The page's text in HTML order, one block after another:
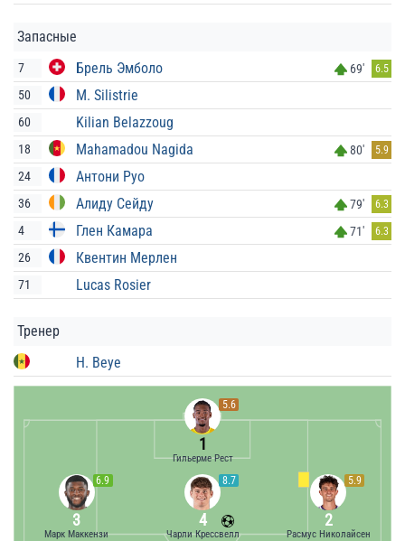
Запасные
7 Брель Эмболо 69' 6.5
50 M. Silistrie
60 Kilian Belazzoug
18 Mahamadou Nagida 80' 5.9
24 Антони Руо
36 Алиду Сейду 79' 6.3
4 Глен Камара 71' 6.3
26 Квентин Мерлен
71 Lucas Rosier
Тренер
H. Beye
5.6
1
Гильерме Рест
5.9
2
Расмус Николайсен
8.7
4
Чарли Крессвелл
6.9
3
Марк Маккензи